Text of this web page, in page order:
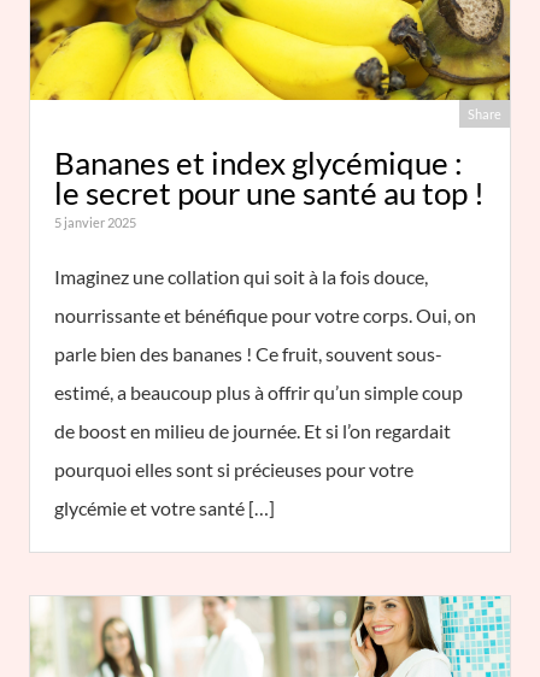
Share
Bananes et index glycémique :
le secret pour une santé au top !
5 janvier 2025
Imaginez une collation qui soit à la fois douce,
nourrissante et bénéfique pour votre corps. Oui, on
parle bien des bananes ! Ce fruit, souvent sous-
estimé, a beaucoup plus à offrir qu’un simple coup
de boost en milieu de journée. Et si l’on regardait
pourquoi elles sont si précieuses pour votre
glycémie et votre santé […]